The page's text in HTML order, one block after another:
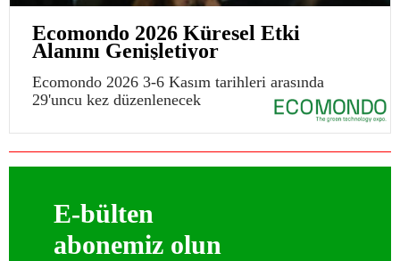
Ecomondo 2026 Küresel Etki
Alanını Genişletiyor
Ecomondo 2026 3-6 Kasım tarihleri arasında
29'uncu kez düzenlenecek
E-bülten
abonemiz olun